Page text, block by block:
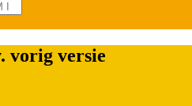
vorig versie